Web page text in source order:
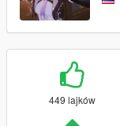
449 lajków